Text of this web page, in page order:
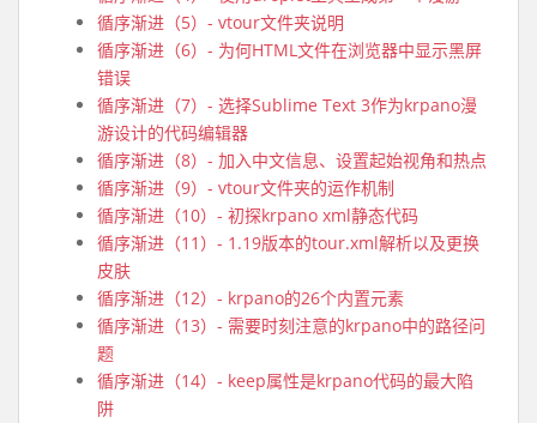
循序渐进（5）- vtour文件夹说明
循序渐进（6）- 为何HTML文件在浏览器中显示黑屏
错误
循序渐进（7）- 选择Sublime Text 3作为krpano漫
游设计的代码编辑器
循序渐进（8）- 加入中文信息、设置起始视角和热点
循序渐进（9）- vtour文件夹的运作机制
循序渐进（10）- 初探krpano xml静态代码
循序渐进（11）- 1.19版本的tour.xml解析以及更换
皮肤
循序渐进（12）- krpano的26个内置元素
循序渐进（13）- 需要时刻注意的krpano中的路径问
题
循序渐进（14）- keep属性是krpano代码的最大陷
阱